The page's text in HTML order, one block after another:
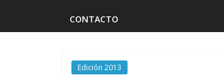
CONTACTO
Edición 2013